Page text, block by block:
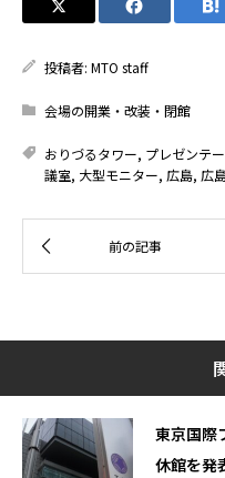
投稿者: MTO staff
会場の開業・改装・閉館
おりづるタワー, プレゼンテ
議室, 大型モニター, 広島, 広
東京国際
休館を発